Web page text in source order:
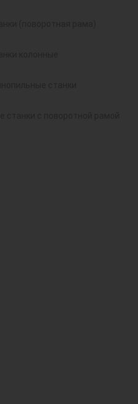
(поворотная рама)
колонные
станки
с поворотной рамой